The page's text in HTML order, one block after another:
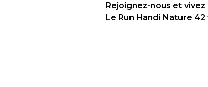
Rejoignez-nous et
Le Run Handi Nature